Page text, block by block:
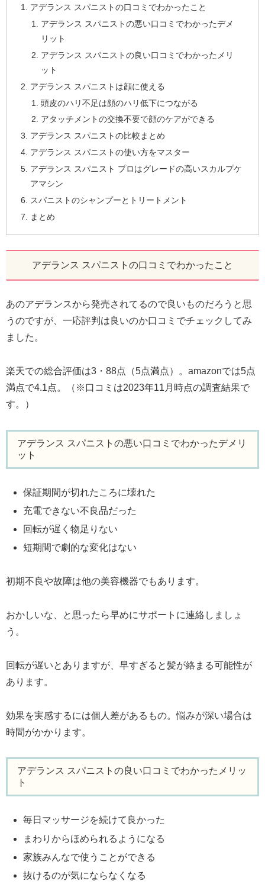
アデランス スパニストの口コミでわかったこと
アデランス スパニストの悪い口コミでわかったデメ
リット
アデランス スパニストの良い口コミでわかったメリ
ット
アデランス スパニストは顔に使える
頭皮のハリ不足は顔のハリ低下につながる
アタッチメントの交換不要で顔のケアができる
アデランス スパニストの比較まとめ
アデランス スパニストの使い方をマスター
アデランス スパニスト プロはグレードの高いスカルプケ
アマシン
スパニストのシャンプーとトリートメント
まとめ
アデランス スパニストの口コミでわかったこと
あのアデランスから発売されてるので良いものだろうと思
うのですが、一応評判は良いのか口コミでチェックしてみ
ました。
楽天での総合評価は3・88点（5点満点）。amazonでは5点
満点で4.1点。（※口コミは2023年11月時点の調査結果で
す。）
アデランス スパニストの悪い口コミでわかったデメリ
ット
保証期間が切れたころに壊れた
充電できない不良品だった
回転が遅く物足りない
短期間で劇的な変化はない
初期不良や故障は他の美容機器でもあります。
おかしいな、と思ったら早めにサポートに連絡しましょ
う。
回転が遅いとありますが、早すぎると髪が絡まる可能性が
あります。
効果を実感するには個人差があるもの。悩みが深い場合は
時間がかかります。
アデランス スパニストの良い口コミでわかったメリッ
ト
毎日マッサージを続けて良かった
まわりからほめられるようになる
家族みんなで使うことができる
抜けるのが気にならなくなる